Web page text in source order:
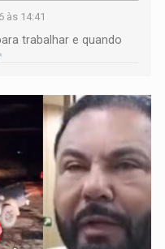
às 14:41
trabalhar e quando